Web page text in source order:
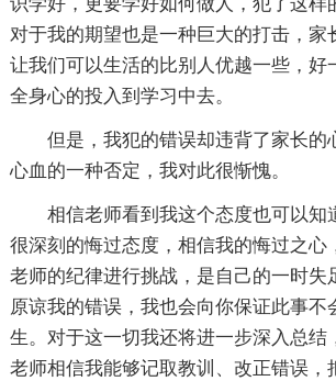
识学好，更要学好如何做人，犯了这样
对于我的期望也是一种巨大的打击，家
让我们可以生活的比别人优越一些，好
全身心的投入到学习中去。
但是，我犯的错误却违背了家长的
心血的一种否定，我对此很惭愧。
相信老师看到我这个态度也可以知
很深刻的悔过态度，相信我的悔过之心
老师的纪律进行挑战，是自己的一时失
原谅我的错误，我也会向你保证此事不
生。对于这一切我还将进一步深入总结
老师相信我能够记取教训、改正错误，